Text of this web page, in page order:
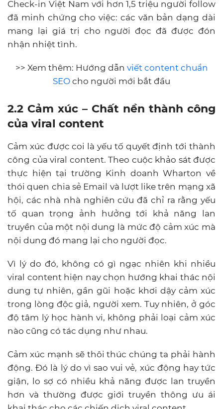
Check-in Việt Nam với hơn 1,5 triệu người follow
đã minh chứng cho việc: các văn bản dạng dài
mang lại giá trị cho người đọc đã được đón
nhận nhiệt tình.
>> Xem thêm: Hướng dẫn viết content chuẩn
SEO cho người mới bắt đầu
2.2 Cảm xúc – Chất nền thành công
của viral content
Cảm xúc được coi là yếu tố quyết định tới thành
công của viral content. Theo cuộc khảo sát được
thực hiện tại trường Kinh doanh Wharton về
thói quen chia sẻ Email và lượt like trên mạng xã
hội, các nhà nhà nghiên cứu đã chỉ ra rằng yếu
tố quan trọng ảnh hưởng tới khả năng lan
truyền của một nội dung là mức độ cảm xúc mà
nội dung đó mang lại cho người đọc.
Vì lý do đó, không có gì ngạc nhiên khi nhiều
viral content hiện nay chọn hướng khai thác nội
dung tự nhiên, gần gũi hoặc khơi dậy cảm xúc
trong lòng độc giả, người xem. Tuy nhiên, ở góc
độ tâm lý học hành vi, không phải loại cảm xúc
nào cũng có tác dụng như nhau.
Cảm xúc mạnh sẽ thôi thúc chúng ta phải hành
động. Đó là lý do vì sao vui vẻ, xúc động hay tức
giận, lo sợ có nhiều khả năng được lan truyền
hơn và thường được giới truyền thông ưu ái